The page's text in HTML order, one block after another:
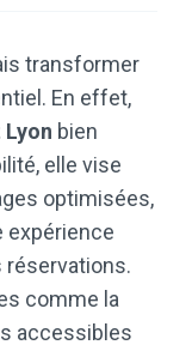
transformer
En effet,
Lyon bien
elle vise
optimisées,
expérience
réservations.
comme la
accessibles